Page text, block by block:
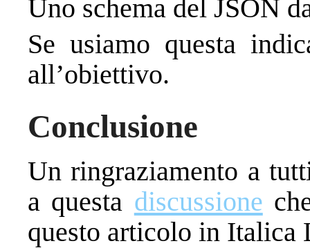
Uno schema del JSON
Se usiamo questa
all’obiettivo.
Conclusione
Un ringraziamento a
a questa discussione
questo articolo in Italica